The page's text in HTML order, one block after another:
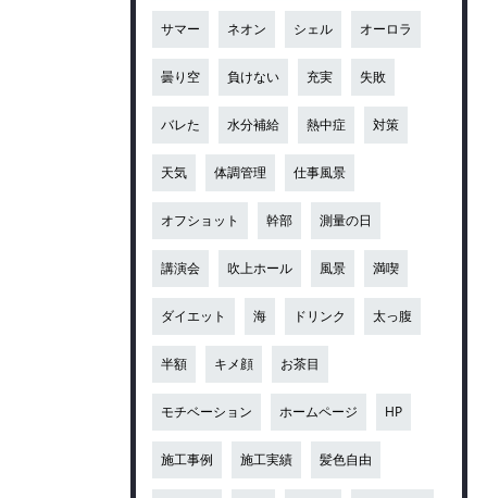
サマー ネオン シェル オーロラ
曇り空 負けない 充実 失敗
バレた 水分補給 熱中症 対策
天気 体調管理 仕事風景
オフショット 幹部 測量の日
講演会 吹上ホール 風景 満喫
ダイエット 海 ドリンク 太っ腹
半額 キメ顔 お茶目
モチベーション ホームページ HP
施工事例 施工実績 髪色自由